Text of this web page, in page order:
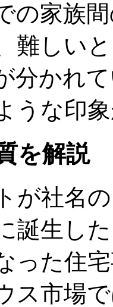
の家族
難しい
分かれ
うな印
を解説
が社名
誕生し
った住
ス市場